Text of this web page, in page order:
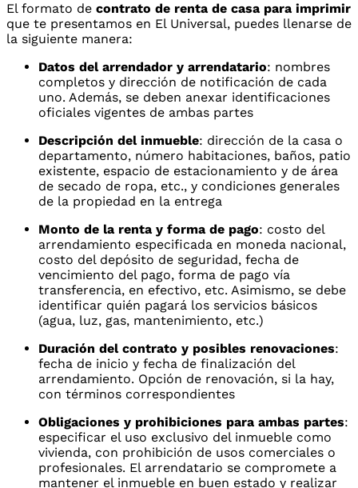
El formato de contrato de renta de casa para imprimir
que te presentamos en El Universal, puedes llenarse de
la siguiente manera:
Datos del arrendador y arrendatario: nombres
completos y dirección de notificación de cada
uno. Además, se deben anexar identificaciones
oficiales vigentes de ambas partes
Descripción del inmueble: dirección de la casa o
departamento, número habitaciones, baños, patio
existente, espacio de estacionamiento y de área
de secado de ropa, etc., y condiciones generales
de la propiedad en la entrega
Monto de la renta y forma de pago: costo del
arrendamiento especificada en moneda nacional,
costo del depósito de seguridad, fecha de
vencimiento del pago, forma de pago vía
transferencia, en efectivo, etc. Asimismo, se debe
identificar quién pagará los servicios básicos
(agua, luz, gas, mantenimiento, etc.)
Duración del contrato y posibles renovaciones:
fecha de inicio y fecha de finalización del
arrendamiento. Opción de renovación, si la hay,
con términos correspondientes
Obligaciones y prohibiciones para ambas partes:
especificar el uso exclusivo del inmueble como
vivienda, con prohibición de usos comerciales o
profesionales. El arrendatario se compromete a
mantener el inmueble en buen estado y realizar